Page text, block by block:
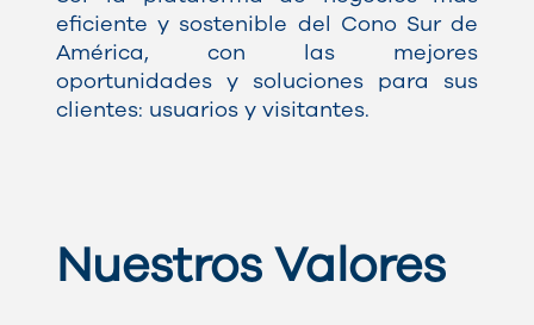
eficiente y sostenible del Cono Sur de
América, con las mejores
oportunidades y soluciones para sus
clientes: usuarios y visitantes.
Nuestros Valores